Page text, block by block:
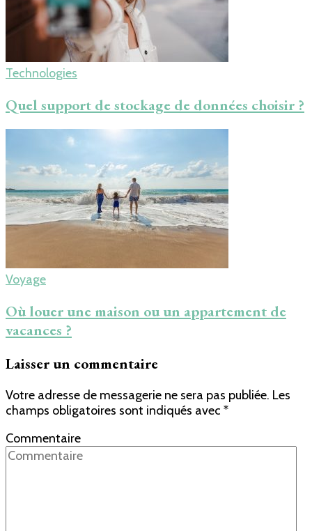
Technologies
Quel support de stockage de données choisir ?
Voyage
Où louer une maison ou un appartement de
vacances ?
Laisser un commentaire
Votre adresse de messagerie ne sera pas publiée. Les
champs obligatoires sont indiqués avec *
Commentaire